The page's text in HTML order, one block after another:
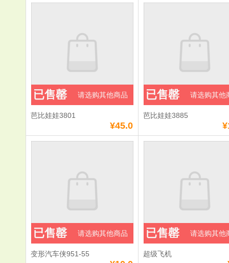
芭比娃娃3801
¥45.0
已售罄 请选购其他商品
芭比娃娃3885
已售罄 请选购其他
变形汽车侠951-55
已售罄 请选购其他商品
超级飞机
已售罄 请选购其他